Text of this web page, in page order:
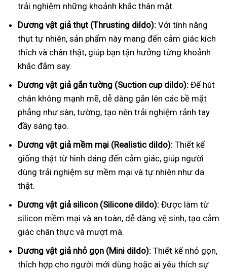
trải nghiệm những khoảnh khắc thân mật.
Dương vật giả thụt (Thrusting dildo): Với tính năng
thụt tự nhiên, sản phẩm này mang đến cảm giác kích
thích và chân thật, giúp bạn tận hưởng từng khoảnh
khắc đắm say.
Dương vật giả gắn tường (Suction cup dildo): Đế hút
chân không mạnh mẽ, dễ dàng gắn lên các bề mặt
phẳng như sàn, tường, tạo nên trải nghiệm rảnh tay
đầy sáng tạo.
Dương vật giả mềm mại (Realistic dildo): Thiết kế
giống thật từ hình dáng đến cảm giác, giúp người
dùng trải nghiệm sự mềm mại và tự nhiên như da
thật.
Dương vật giả silicon (Silicone dildo): Được làm từ
silicon mềm mại và an toàn, dễ dàng vệ sinh, tạo cảm
giác chân thực và mượt mà.
Dương vật giả nhỏ gọn (Mini dildo): Thiết kế nhỏ gọn,
thích hợp cho người mới dùng hoặc ai yêu thích sự